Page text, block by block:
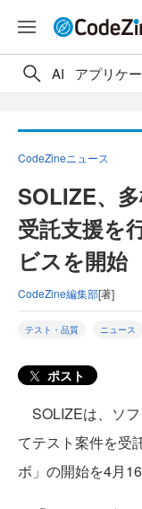
AI アプリケ
CodeZineニュース
SOLIZE、
受託支援を
ビスを開始
CodeZine編集部[著]
テスト・品質 ニュース
ポスト
SOLIZEは、ソ
てテスト案件を受
ボ」の開始を4月